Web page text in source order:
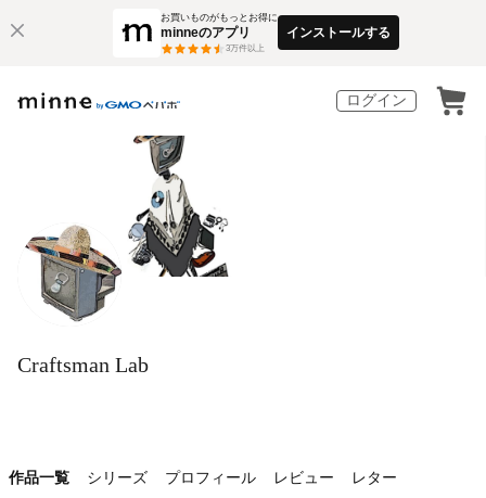
お買いものがもっとお得に
minneのアプリ
3万件以上
インストールする
ログイン
Craftsman Lab
作品一覧 シリーズ プロフィール レビュー レター